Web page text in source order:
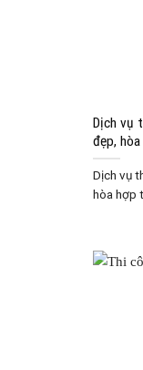
Dịch vụ
đẹp,
Dịch vụ
hòa hợp